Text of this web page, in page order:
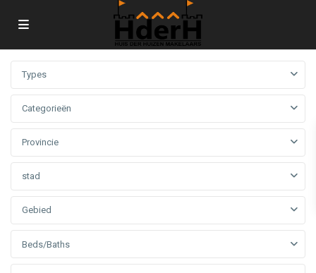
Types
Categorieën
Provincie
stad
Gebied
Beds/Baths